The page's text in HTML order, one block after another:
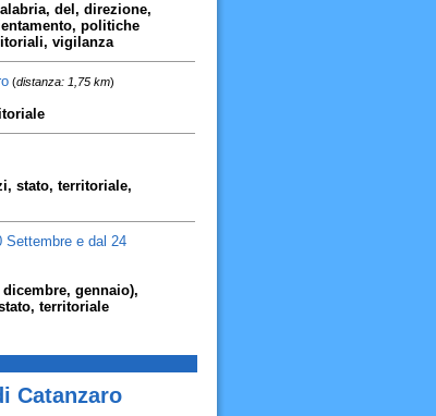
del, direzione,
politiche
vigilanza
(distanza: 1,75 km)
stato, territoriale,
Settembre e dal 24
gennaio),
territoriale
Catanzaro